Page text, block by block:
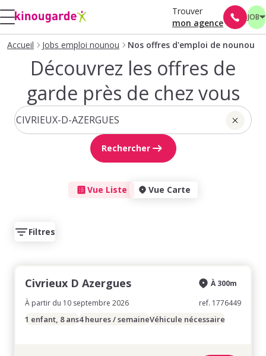
Trouver
mon agence
JOB
Accueil Jobs emploi nounou Nos offres d'emploi de nounou
Découvrez les offres de
garde près de chez vous
Rechercher
Vue Liste Vue Carte
Filtres
Civrieux D Azergues
À partir du 10 septembre 2026
À 300m
ref. 1776449
1 enfant, 8 ans4 heures / semaineVéhicule nécessaire